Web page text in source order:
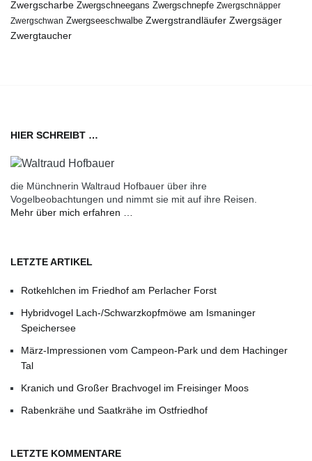
Zwergscharbe Zwergschneegans Zwergschnepfe Zwergschnäpper
Zwergschwan Zwergseeschwalbe Zwergstrandläufer Zwergsäger
Zwergtaucher
HIER SCHREIBT …
die Münchnerin Waltraud Hofbauer über ihre
Vogelbeobachtungen und nimmt sie mit auf ihre Reisen.
Mehr über mich erfahren …
LETZTE ARTIKEL
Rotkehlchen im Friedhof am Perlacher Forst
Hybridvogel Lach-/Schwarzkopfmöwe am Ismaninger
Speichersee
März-Impressionen vom Campeon-Park und dem Hachinger
Tal
Kranich und Großer Brachvogel im Freisinger Moos
Rabenkrähe und Saatkrähe im Ostfriedhof
LETZTE KOMMENTARE